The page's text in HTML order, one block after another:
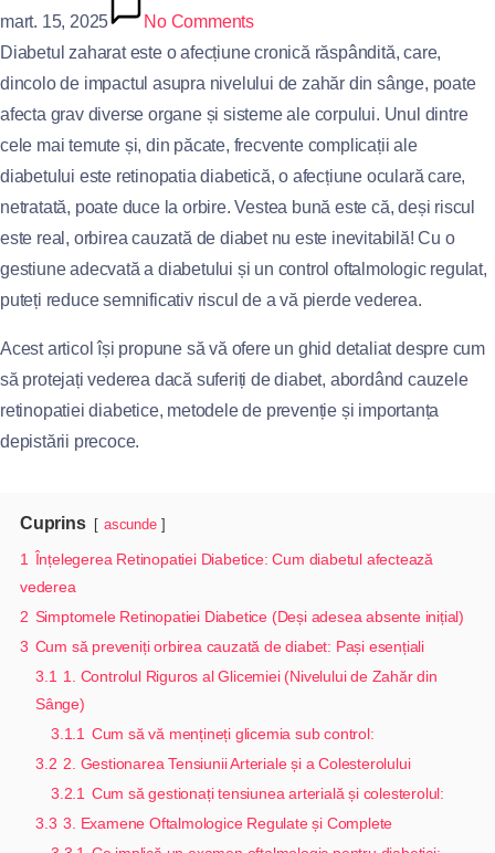
mart. 15, 2025
No Comments
Diabetul zaharat este o afecțiune cronică răspândită, care,
dincolo de impactul asupra nivelului de zahăr din sânge, poate
afecta grav diverse organe și sisteme ale corpului. Unul dintre
cele mai temute și, din păcate, frecvente complicații ale
diabetului este retinopatia diabetică, o afecțiune oculară care,
netratată, poate duce la orbire. Vestea bună este că, deși riscul
este real, orbirea cauzată de diabet nu este inevitabilă! Cu o
gestiune adecvată a diabetului și un control oftalmologic regulat,
puteți reduce semnificativ riscul de a vă pierde vederea.
Acest articol își propune să vă ofere un ghid detaliat despre cum
să protejați vederea dacă suferiți de diabet, abordând cauzele
retinopatiei diabetice, metodele de prevenție și importanța
depistării precoce.
Cuprins ascunde
1
Înțelegerea Retinopatiei Diabetice: Cum diabetul afectează
vederea
2 Simptomele Retinopatiei Diabetice (Deși adesea absente inițial)
3 Cum să preveniți orbirea cauzată de diabet: Pași esențiali
3.1 1. Controlul Riguros al Glicemiei (Nivelului de Zahăr din
Sânge)
3.1.1 Cum să vă mențineți glicemia sub control:
3.2 2. Gestionarea Tensiunii Arteriale și a Colesterolului
3.2.1 Cum să gestionați tensiunea arterială și colesterolul:
3.3 3. Examene Oftalmologice Regulate și Complete